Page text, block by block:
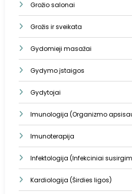
Grožio salonai
Grožis ir sveikata
Gydomieji masažai
Gydymo įstaigos
Gydytojai
Imunologija (Organizmo
Imunoterapija
Infektologija (Infekciniai
Kardiologija (Širdies ligos)